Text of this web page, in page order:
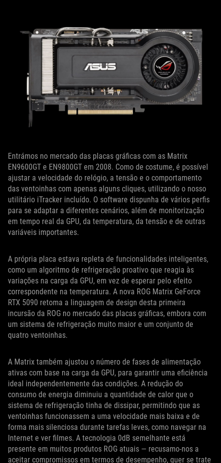
Entrámos no mercado das placas gráficas com as Matrix
EN9600GT e EN9800GT em 2008. Como de costume, é possível
ajustar a velocidade do relógio, a tensão e o comportamento
das ventoinhas com apenas alguns cliques, utilizando o nosso
utilitário iTracker incluído. O software dispunha de vários perfis
para se adaptar a diferentes cenários, além de monitorização
em tempo real da GPU, da temperatura, da tensão e de outras
variáveis importantes.
A própria placa estava repleta de funcionalidades inteligentes,
como um algoritmo de refrigeração proativo que reagia às
variações na carga da GPU, em vez de esperar pelo efeito
correspondente na temperatura. A nova ROG Matrix GeForce
RTX 5090 retoma a linguagem de design desta primeira
incursão da ROG no mercado das placas gráficas, embora com
um sistema de refrigeração muito maior e um conjunto de
quatro ventoinhas.
A Matrix também ajustou o número de fases de alimentação
ativas com base na carga da GPU, para garantir uma eficiência
ideal independentemente das condições. A redução do
consumo de energia diminuiu a quantidade de calor que o
sistema de refrigeração tinha de dissipar, permitindo que as
ventoinhas funcionassem a uma velocidade mais baixa e de
forma mais silenciosa durante tarefas leves, como navegar na
Internet e ver filmes. A tecnologia 0dB semelhante está
presente em muitos produtos ROG atuais — recusamo-nos a
aceitar compromissos em termos de desempenho, quer se trate